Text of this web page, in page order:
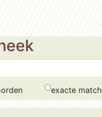
exacte match